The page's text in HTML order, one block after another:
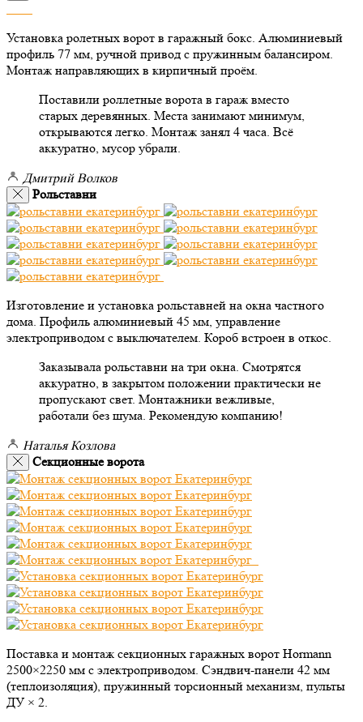
Установка ролетных ворот в гаражный бокс. Алюминиевый
профиль 77 мм, ручной привод с пружинным балансиром.
Монтаж направляющих в кирпичный проём.
Поставили роллетные ворота в гараж вместо
старых деревянных. Места занимают минимум,
открываются легко. Монтаж занял 4 часа. Всё
аккуратно, мусор убрали.
Дмитрий Волков
Рольставни
Изготовление и установка рольставней на окна частного
дома. Профиль алюминиевый 45 мм, управление
электроприводом с выключателем. Короб встроен в откос.
Заказывала рольставни на три окна. Смотрятся
аккуратно, в закрытом положении практически не
пропускают свет. Монтажники вежливые,
работали без шума. Рекомендую компанию!
Наталья Козлова
Секционные ворота
Поставка и монтаж секционных гаражных ворот Hormann
2500×2250 мм с электроприводом. Сэндвич-панели 42 мм
(теплоизоляция), пружинный торсионный механизм, пульты
ДУ × 2.